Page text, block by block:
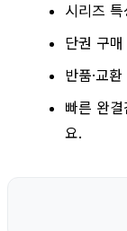
시리즈
단권 구
반품·교
빠른 완
요.